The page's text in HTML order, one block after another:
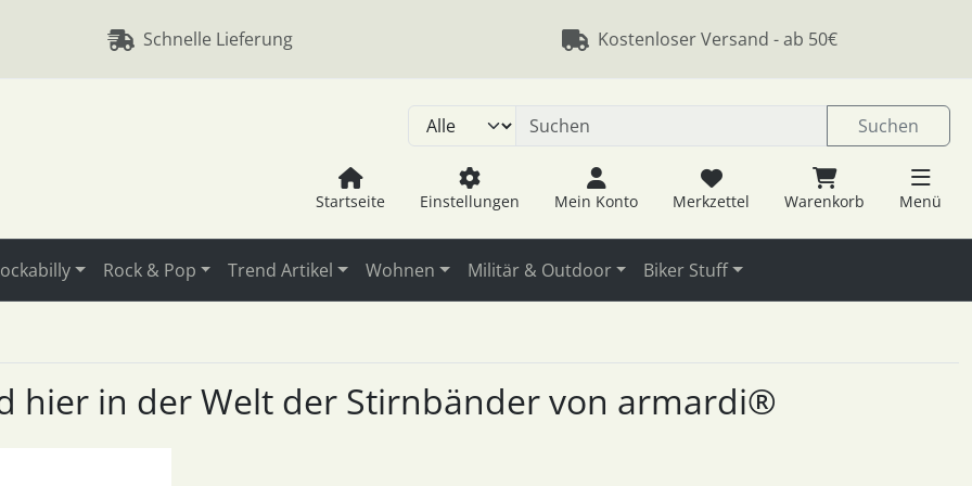
Schnelle Lieferung Kostenloser Versand - ab 50€
Suchen
Startseite Einstellungen Mein Konto Merkzettel Warenkorb Menü
Rock & Pop Trend Artikel Wohnen Militär & Outdoor Biker Stuff
hier in der Welt der Stirnbänder von armardi®